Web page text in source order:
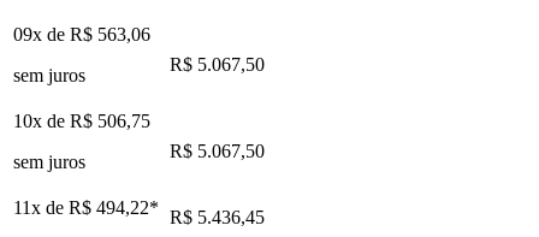
09x de R$ 563,06
sem juros
R$ 5.067,50
10x de R$ 506,75
sem juros
R$ 5.067,50
11x de R$ 494,22* R$ 5.436,45